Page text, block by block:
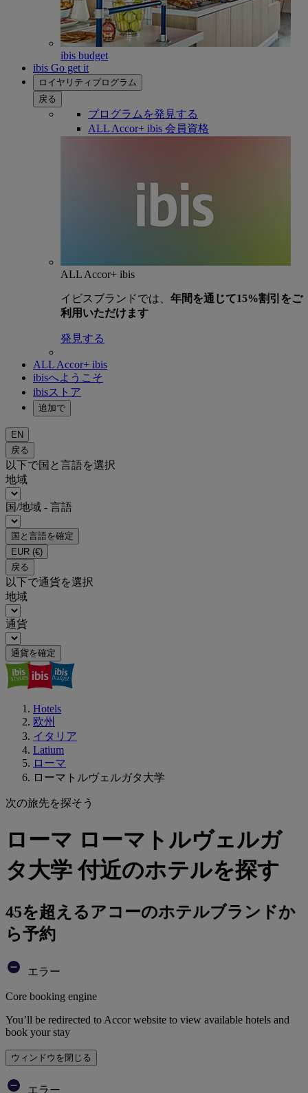
ibis budget
ibis Go get it
ロイヤリティプログラム
戻る
プログラムを発見する
ALL Accor+ ibis 会員資格
ALL Accor+ ibis
イビスブランドでは、 年間を通じて15%割引をご
利用いただけます
発見する
ALL Accor+ ibis
ibisへようこそ
ibisストア
追加で
EN
戻る
以下で国と言語を選択
地域
国/地域 - 言語
国と言語を確定
EUR (€)
戻る
以下で通貨を選択
地域
通貨
通貨を確定
Hotels
欧州
イタリア
Latium
ローマ
ローマトルヴェルガタ大学
次の旅先を探そう
ローマ ローマトルヴェルガ
タ大学 付近のホテルを探す
45を超えるアコーのホテルブランドか
ら予約
エラー
Core booking engine
You’ll be redirected to Accor website to view available hotels and
book your stay
ウィンドウを閉じる
エラー